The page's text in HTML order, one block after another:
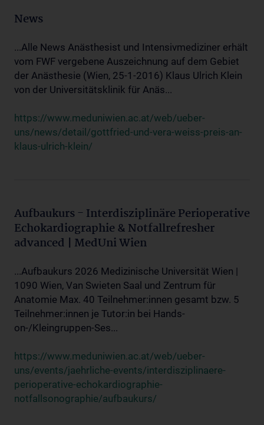
News
...Alle News Anästhesist und Intensivmediziner erhält
vom FWF vergebene Auszeichnung auf dem Gebiet
der Anästhesie (Wien, 25-1-2016) Klaus Ulrich Klein
von der Universitätsklinik für Anäs...
https://www.meduniwien.ac.at/web/ueber-
uns/news/detail/gottfried-und-vera-weiss-preis-an-
klaus-ulrich-klein/
Aufbaukurs - Interdisziplinäre Perioperative
Echokardiographie & Notfallrefresher
advanced | MedUni Wien
...Aufbaukurs 2026 Medizinische Universität Wien |
1090 Wien, Van Swieten Saal und Zentrum für
Anatomie Max. 40 Teilnehmer:innen gesamt bzw. 5
Teilnehmer:innen je Tutor:in bei Hands-
on-/Kleingruppen-Ses...
https://www.meduniwien.ac.at/web/ueber-
uns/events/jaehrliche-events/interdisziplinaere-
perioperative-echokardiographie-
notfallsonographie/aufbaukurs/